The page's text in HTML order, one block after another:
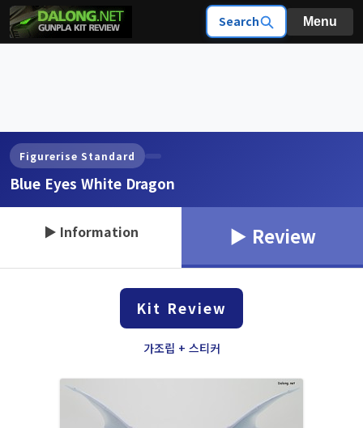
Search Menu
Figurerise Standard
Blue Eyes White Dragon
▶ Information ▶ Review
Kit Review
가조립 + 스티커